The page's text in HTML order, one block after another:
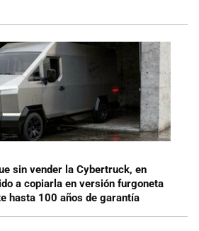
sin vender la Cybertruck, en
a copiarla en versión furgoneta
hasta 100 años de garantía